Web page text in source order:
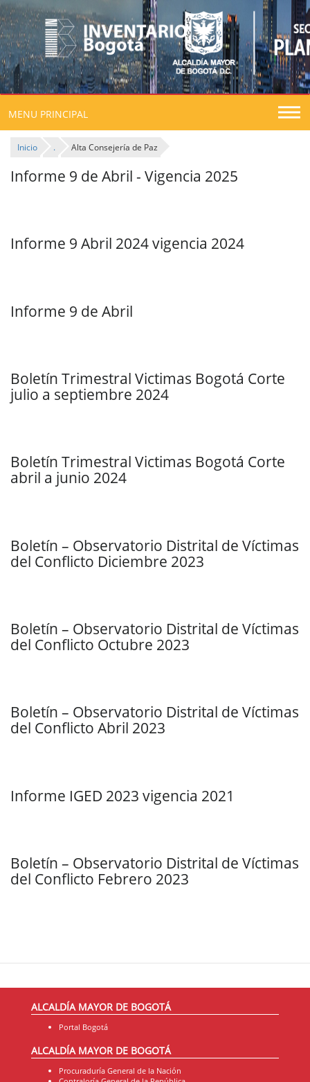
MENU PRINCIPAL
Inicio . Alta Consejería de Paz
Informe 9 de Abril - Vigencia 2025
Informe 9 Abril 2024 vigencia 2024
Informe 9 de Abril
Boletín Trimestral Victimas Bogotá Corte
julio a septiembre 2024
Boletín Trimestral Victimas Bogotá Corte
abril a junio 2024
Boletín – Observatorio Distrital de Víctimas
del Conflicto Diciembre 2023
Boletín – Observatorio Distrital de Víctimas
del Conflicto Octubre 2023
Boletín – Observatorio Distrital de Víctimas
del Conflicto Abril 2023
Informe IGED 2023 vigencia 2021
Boletín – Observatorio Distrital de Víctimas
del Conflicto Febrero 2023
ALCALDÍA MAYOR DE BOGOTÁ
Portal Bogotá
ALCALDÍA MAYOR DE BOGOTÁ
Procuraduría General de la Nación